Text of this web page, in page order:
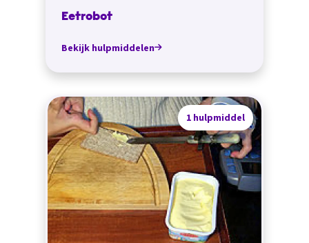
Eetrobot
Bekijk hulpmiddelen
1 hulpmiddel